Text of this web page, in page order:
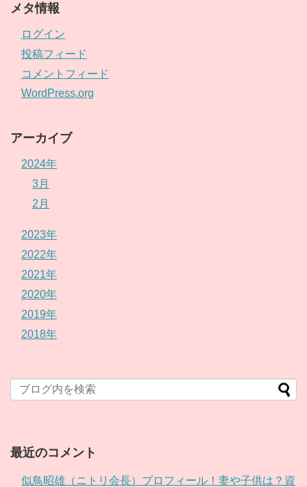
メタ情報
ログイン
投稿フィード
コメントフィード
WordPress.org
アーカイブ
2024年
3月
2月
2023年
2022年
2021年
2020年
2019年
2018年
最近のコメント
似鳥昭雄（ニトリ会長）プロフィール！妻や子供は？資